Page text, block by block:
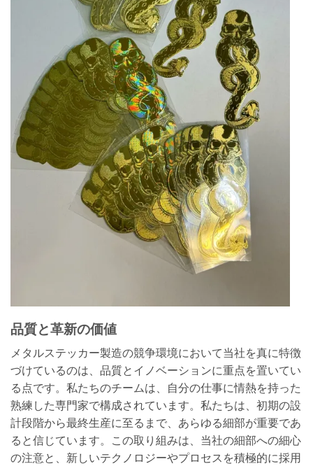
品質と革新の価値
メタルステッカー製造の競争環境において当社を真に特徴
づけているのは、品質とイノベーションに重点を置いてい
る点です。私たちのチームは、自分の仕事に情熱を持った
熟練した専門家で構成されています。私たちは、初期の設
計段階から最終生産に至るまで、あらゆる細部が重要であ
ると信じています。この取り組みは、当社の細部への細心
の注意と、新しいテクノロジーやプロセスを積極的に採用